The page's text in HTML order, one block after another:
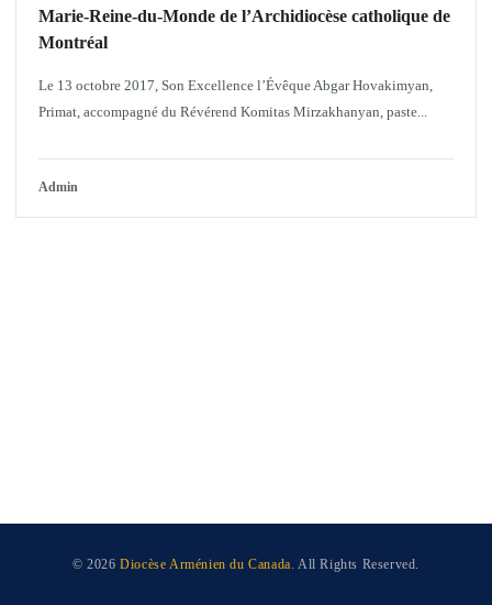
Marie-Reine-du-Monde de l’Archidiocèse catholique de
Montréal
Le 13 octobre 2017, Son Excellence l’Évêque Abgar Hovakimyan,
Primat, accompagné du Révérend Komitas Mirzakhanyan, paste...
Admin
© 2026Diocèse Arménien du Canada. All Rights Reserved.